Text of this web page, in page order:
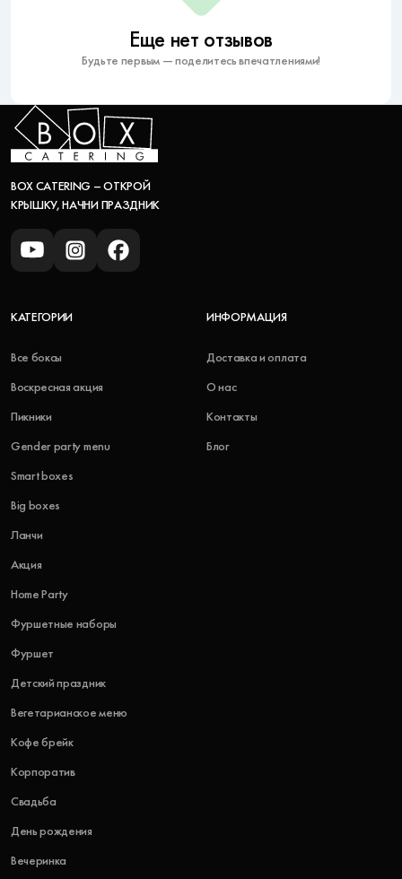
Еще нет отзывов
Будьте первым — поделитесь впечатлениями!
BOX CATERING – ОТКРОЙ
КРЫШКУ, НАЧНИ ПРАЗДНИК
КАТЕГОРИИ
Все боксы
Воскресная акция
Пикники
Gender party menu
Smart boxes
Big boxes
Ланчи
Акция
Home Party
Фуршетные наборы
Фуршет
Детский праздник
Вегетарианское меню
Кофе брейк
Корпоратив
Свадьба
День рождения
Вечеринка
ИНФОРМАЦИЯ
Доставка и оплата
О нас
Контакты
Блог